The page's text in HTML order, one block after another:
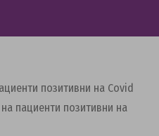
позитивни на Covid
пациенти позитивни на